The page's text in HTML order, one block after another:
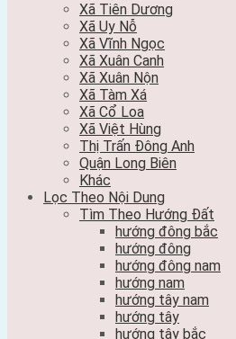
Xã Tiên Dương
Xã Uy Nỗ
Xã Vĩnh Ngọc
Xã Xuân Canh
Xã Xuân Nộn
Xã Tàm Xá
Xã Cổ Loa
Xã Việt Hùng
Thị Trấn Đông Anh
Quận Long Biên
Khác
Lọc Theo Nội Dung
Tìm Theo Hướng Đất
hướng đông bắc
hướng đông
hướng đông nam
hướng nam
hướng tây nam
hướng tây
hướng tây bắc